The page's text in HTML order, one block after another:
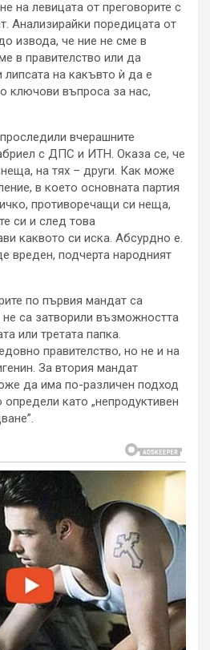
на левицата от преговорите с
Анализирайки поредицата от
извода, че ние не сме в
в правителство или да
на какъвто ѝ да е
ключови въпроса за нас,
вчерашните
с ДПС и ИТН. Оказа се, че
на тях – други. Как може
в което основната партия
противоречащи си неща,
си и след това
каквото си иска. Абсурдно е.
вреден, подчерта народният
по първия мандат са
са затворили възможността
или третата папка.
правителство, но не и на
За втория мандат
да има по-различен подход
като „непродуктивен